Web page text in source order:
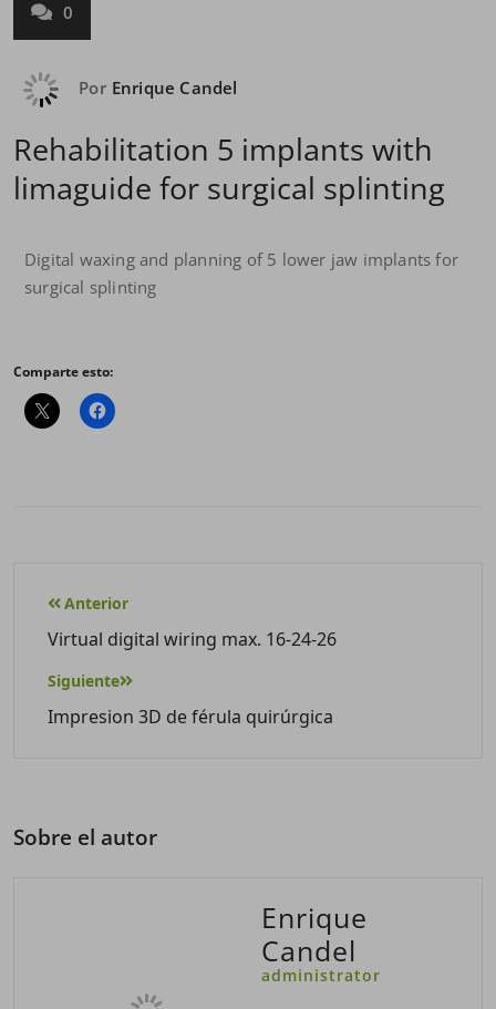
0
Por Enrique Candel
Rehabilitation 5 implants with
limaguide for surgical splinting
Digital waxing and planning of 5 lower jaw implants for
surgical splinting
Comparte esto:
Anterior
Virtual digital wiring max. 16-24-26
Siguiente
Impresion 3D de férula quirúrgica
Sobre el autor
Enrique
Candel
administrator